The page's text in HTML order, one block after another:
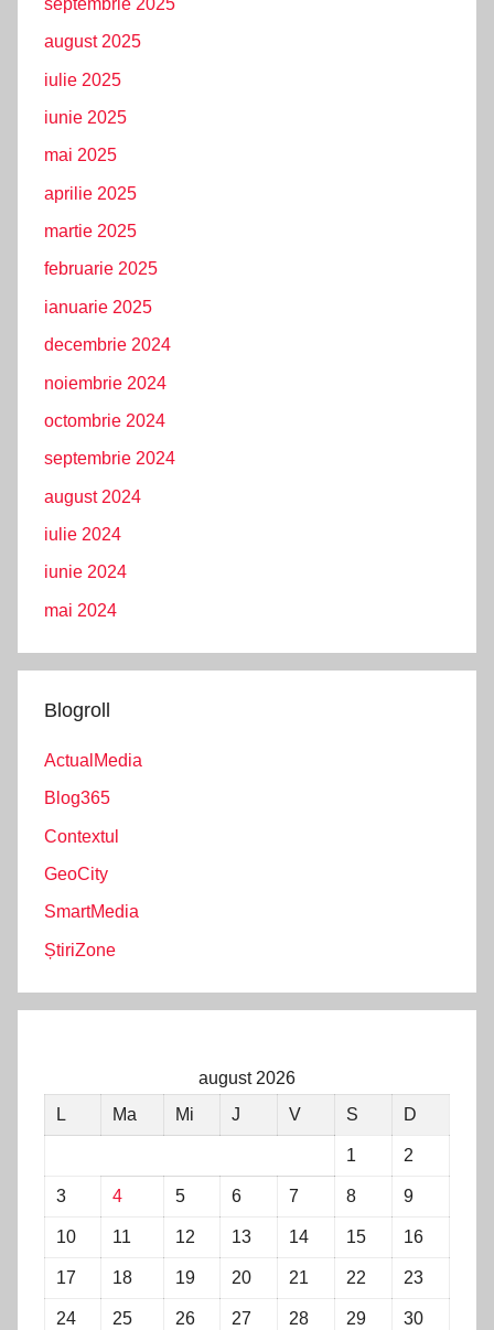
august 2025
iulie 2025
iunie 2025
mai 2025
aprilie 2025
martie 2025
februarie 2025
ianuarie 2025
decembrie 2024
noiembrie 2024
octombrie 2024
septembrie 2024
august 2024
iulie 2024
iunie 2024
mai 2024
Blogroll
ActualMedia
Blog365
Contextul
GeoCity
SmartMedia
ȘtiriZone
august 2026
L
Ma Mi J V S D
1 2
3 4 5 6 7 8 9
10 11 12 13 14 15 16
17 18 19 20 21 22 23
24 25 26 27 28 29 30